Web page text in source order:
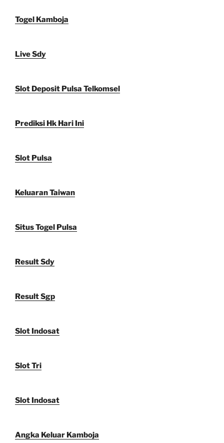
Togel Kamboja
Live Sdy
Slot Deposit Pulsa Telkomsel
Prediksi Hk Hari Ini
Slot Pulsa
Keluaran Taiwan
Situs Togel Pulsa
Result Sdy
Result Sgp
Slot Indosat
Slot Tri
Slot Indosat
Angka Keluar Kamboja